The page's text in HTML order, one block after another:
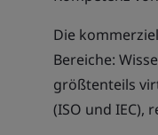
Die
Bereiche:
größtenteils
(ISO und